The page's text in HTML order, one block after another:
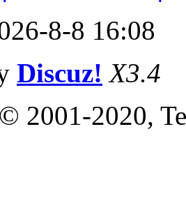
8-8 16:08
Discuz! X3.4
2001-2020,